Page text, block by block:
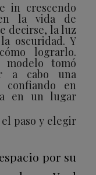
in crescendo
la vida de
decirse, la luz
oscuridad. Y
lograrlo.
tomó
a cabo una
confiando en
en un lugar
paso y elegir
por su